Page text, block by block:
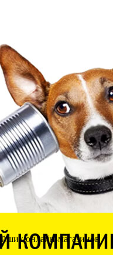
онлайн-магазинов